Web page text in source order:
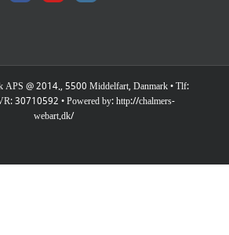
APS @ 2014., 5500 Middelfart, Danmark • Tlf:
30710592 • Powered by: http://chalmers-
webart.dk/